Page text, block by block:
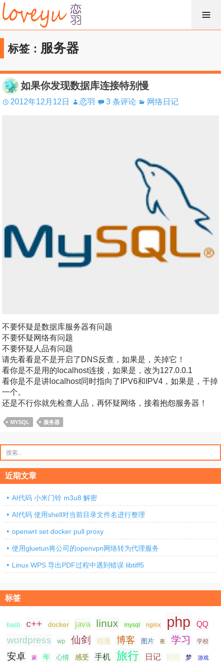
跳
过
内
容标签： 服务器
如果你发现数据库连接特别慢
2012年12月12日 恋羽 3 条评论 网络日记
不要怀疑是数据库服务器有问题
不要怀疑网络有问题
不要怀疑人品有问题
请先看看是不是开启了DNS反查，如果是，关掉它！
看你是不是用的localhost连接，如果是，改为127.0.0.1
看你是不是讲localhost同时指向了IPV6和IPV4，如果是，干掉
一个。
还是不行你就先检查人品，再怀疑网络，接着抱怨服务器！
MYSQL 服务器
索：
近期文章
AI代码 小米门铃 m3u8 解密
AI代码 使用shell对当前目录文件名进行整理
openwrt set docker pull proxy
使用gluetun将公司的openvpn网络转为代理服务
Linux WPS 导出PDF过程中遇到错误 libtiff5
标签
bash c++ docker java linux mysql nginx php QQ
wordpress wp 仙剑 动漫 博客 图片 夜 学习 学校
安卓 家 年 心情 感受 手机 旅行 日记 时间 梦 游戏